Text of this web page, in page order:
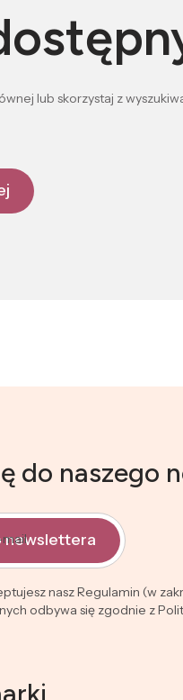
lub skorzystaj z
do naszego
newslettera
nasz Regulamin (w
odbywa się zgodnie z